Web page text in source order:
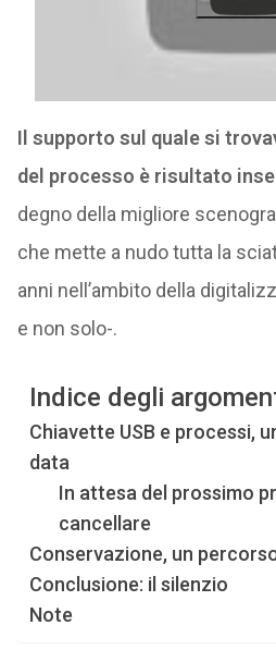
Il supporto sul quale si
del processo è risultato
degno della migliore
che mette a nudo tutta la
anni nell’ambito della
e non solo-.
Indice degli
Chiavette USB e processi,
data
In attesa del prossimo
cancellare
Conservazione, un
Conclusione: il silenzio
Note